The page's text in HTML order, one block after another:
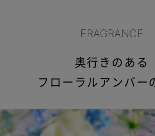
FRAGRANCE
奥行きのある
フローラルアンバー